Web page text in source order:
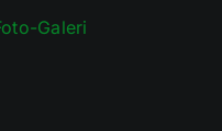
Galeri